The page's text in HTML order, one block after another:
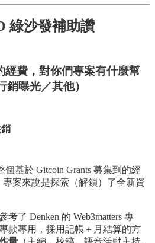
綠沙發補助讚
經費，對你們專案有什麼幫
曝光／其他）
基於 Gitcoin Grants 募集到的經
案來說是探索（解鎖）了全新資
了 Denken 的 Web3matters 專
專款專用，採用記帳＋月結算的方